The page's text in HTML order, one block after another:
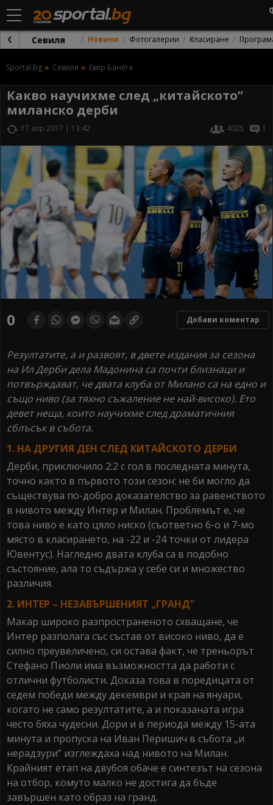
Севиля Новини Фотогалерии Класиране
Sportal.bg Севиля Евер Банега
Какво научихме след „китайското”
миланско дерби
17 апр 2017 | 13:42 4025 1
0 Добави коментар
Резултатите, а и развоят, в двете издания за сезона
на Ил Дeрби дела Мадонина са почти близнаци и
потвърждават, че двата клуба от Милано са на едно и
също ниво (за тяхно съжаление не най-високо). Ето
девет неща, които научихме след драматичния
сблъсък в събота.
1. НА ДРУГИЯ ДЕН СЛЕД КИТАЙСКОТО ДЕРБИ
Дерби, приключило 2:2 с гол в последната минута,
точно както в първото този сезон: не би могло да
съществува по-добро доказателство за равенството
в нивото между Интер и Милан. Проблемът е, че
това ниво е като цяло ниско (съответно 6-о и 7-мо
място в класирането, на -22 и -24 точки от лидера
Ювентус). Нагледно двата клуба са в подобно
състояние, ала то съдържа у себе си и множество
различия.
2. ИНТЕР – НЕЗАВЪРШЕНИЯТ „ГРАНД”
Макар широко разпространеното схващане, че
Интер разполага със състав от високо ниво, да е
силно преувеличено, си остава факт, че треньорът
Стефано Пиоли има възможността да работи с
отлични футболисти. Доказа това в поредицата от
седем победи между декември и края на януари,
когато не само резултатите, а и показаната игра
често бяха чудесни. Дори и в периода между 15-ата
минута и пропуска на Иван Перишич в събота „и
нерадзури” изглеждаха над нивото на Милан.
Крайният етап на двубоя обаче е синтезът на сезона
на отбор, комуто малко не достига да бъде
завършен като образ на гранд.